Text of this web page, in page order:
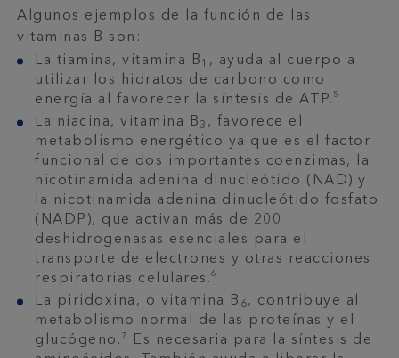
Algunos ejemplos de la función de las
vitaminas B son:
La tiamina, vitamina B 1 , ayuda al cuerpo a
utilizar los hidratos de carbono como
energía al favorecer la síntesis de ATP. 5
La niacina, vitamina B 3 , favorece el
metabolismo energético ya que es el factor
funcional de dos importantes coenzimas, la
nicotinamida adenina dinucleótido (NAD) y
la nicotinamida adenina dinucleótido fosfato
(NADP), que activan más de 200
deshidrogenasas esenciales para el
transporte de electrones y otras reacciones
respiratorias celulares. 6
La piridoxina, o vitamina B 6, contribuye al
metabolismo normal de las proteínas y el
glucógeno. 7
Es necesaria para la síntesis de